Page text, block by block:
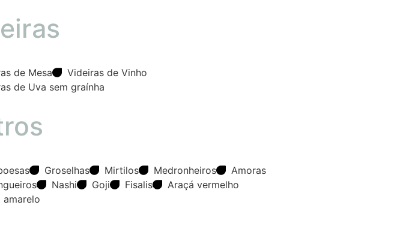
de Mesa
Videiras de Vinho
de Uva sem graínha
Groselhas Mirtilos Medronheiros
Amoras
Nashi Goji Fisalis
Araçá vermelho
amarelo